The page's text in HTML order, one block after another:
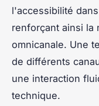
l'accessibilité
renforçant ainsi la
omnicanale. Une
de différents
une interaction
technique.